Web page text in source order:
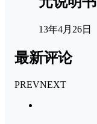
13年4月26日
最新评论
PREVNEXT